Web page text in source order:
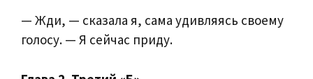
— Жди, — сказала я, сама удивляясь своему
голосу. — Я сейчас приду.